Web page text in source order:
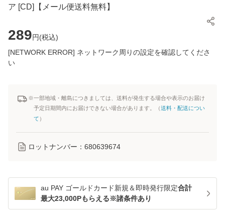
ア [CD]【メール便送料無料】
289円(税込)
[NETWORK ERROR] ネットワーク周りの設定を確認してくださ
い
※一部地域・離島につきましては、送料が発生する場合や表示のお届け
予定日期間内にお届けできない場合があります。（送料・配送につい
て ）
ロットナンバー： 680639674
au PAY ゴールドカード新規＆即時発行限定合計
最大23,000Pもらえる※諸条件あり